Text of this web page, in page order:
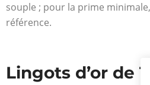
souple ; pour la prime minimale,
référence.
Lingots d’or de